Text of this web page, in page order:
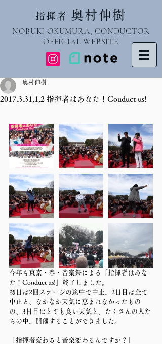
指揮者 奥村伸樹
NOBUKI OKUMURA, CONDUCTOR
OFFICIAL WEBSITE
2017.3.31,1,2 指揮者はあなた！Couduct us!
奥村伸樹
今年も東京・春・音楽祭による「指揮者はあな
た！Conduct us!」終了しました。
初日は2回ステージの途中で中止、2日目は全て
中止と、なかなか天気に恵まれなかったもの
の、3日目はとても良い天気と、たくさんの人た
ちの中、開催することができました。
「指揮者変わると音楽変わるんですか？」